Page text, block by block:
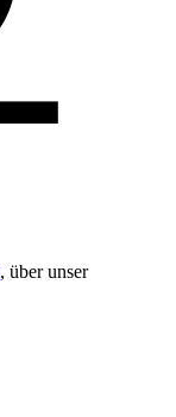
, über unser